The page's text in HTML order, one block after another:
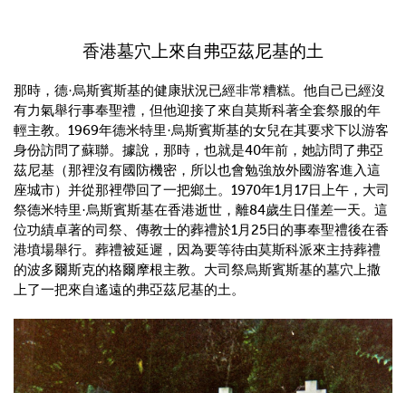
香港墓穴上來自弗亞茲尼基的土
那時，德·烏斯賓斯基的健康狀況已經非常糟糕。他自己已經沒
有力氣舉行事奉聖禮，但他迎接了來自莫斯科著全套祭服的年
輕主教。1969年德米特里·烏斯賓斯基的女兒在其要求下以游客
身份訪問了蘇聯。據說，那時，也就是40年前，她訪問了弗亞
茲尼基（那裡沒有國防機密，所以也會勉強放外國游客進入這
座城市）并從那裡帶回了一把鄉土。1970年1月17日上午，大司
祭德米特里·烏斯賓斯基在香港逝世，離84歲生日僅差一天。這
位功績卓著的司祭、傳教士的葬禮於1月25日的事奉聖禮後在香
港墳場舉行。葬禮被延遲，因為要等待由莫斯科派來主持葬禮
的波多爾斯克的格爾摩根主教。大司祭烏斯賓斯基的墓穴上撒
上了一把來自遙遠的弗亞茲尼基的土。